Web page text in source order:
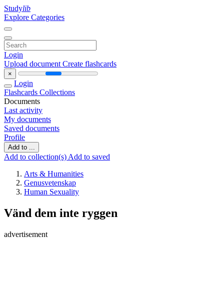
Studylib
Explore Categories
Login
Upload document Create flashcards
×
Login
Flashcards Collections
Documents
Last activity
My documents
Saved documents
Profile
Add to ...
Add to collection(s) Add to saved
Arts & Humanities
Genusvetenskap
Human Sexuality
Vänd dem inte ryggen
advertisement